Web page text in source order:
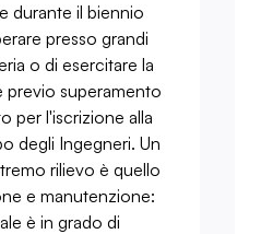
durante il biennio
presso grandi
o di esercitare la
previo superamento
per l'iscrizione alla
degli Ingegneri. Un
rilievo è quello
e manutenzione:
è in grado di